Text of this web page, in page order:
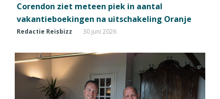
Corendon ziet meteen piek in aantal
vakantieboekingen na uitschakeling Oranje
Redactie Reisbizz 30 juni 2026